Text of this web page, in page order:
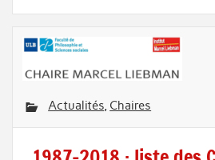
Actualités, Chaires